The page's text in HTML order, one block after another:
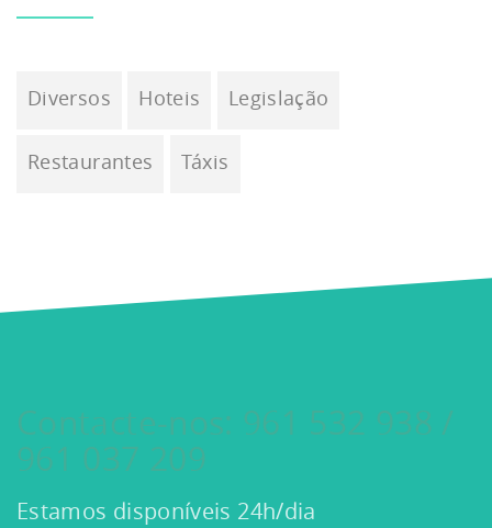
Diversos Hoteis Legislação
Restaurantes Táxis
Contacte-nos: 961 532 938 /
961 037 209
Estamos disponíveis 24h/dia